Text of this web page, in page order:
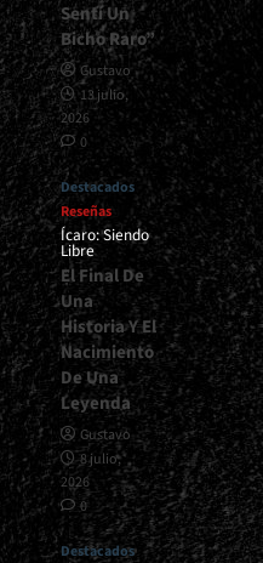
Sentí Un
Bicho Raro”
Gustavo
13 julio,
2026
0
Destacados
Reseñas
Ícaro: Siendo
Libre
El Final De
Una
Historia Y El
Nacimiento
De Una
Leyenda
Gustavo
8 julio,
2026
0
Destacados